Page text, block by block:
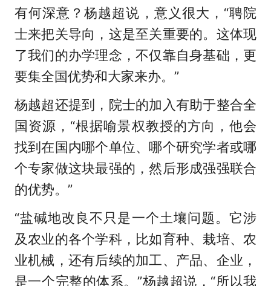
有何深意？杨越超说，意义很大，“聘院
士来把关导向，这是至关重要的。这体现
了我们的办学理念，不仅靠自身基础，更
要集全国优势和大家来办。”
杨越超还提到，院士的加入有助于整合全
国资源，“根据喻景权教授的方向，他会
找到在国内哪个单位、哪个研究学者或哪
个专家做这块最强的，然后形成强强联合
的优势。”
“盐碱地改良不只是一个土壤问题。它涉
及农业的各个学科，比如育种、栽培、农
业机械，还有后续的加工、产品、企业，
是一个完整的体系。”杨越超说，“所以我